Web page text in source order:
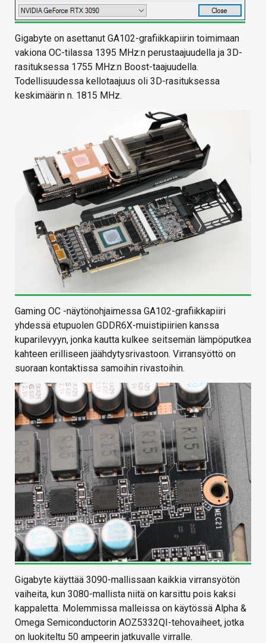
Gigabyte on asettanut GA102-grafiikkapiirin toimimaan
vakiona OC-tilassa 1395 MHz:n perustaajuudella ja 3D-
rasituksessa 1755 MHz:n Boost-taajuudella.
Todellisuudessa kellotaajuus oli 3D-rasituksessa
keskimäärin n. 1815 MHz.
Gaming OC -näytönohjaimessa GA102-grafiikkapiiri
yhdessä etupuolen GDDR6X-muistipiirien kanssa
kuparilevyyn, jonka kautta kulkee seitsemän lämpöputkea
kahteen erilliseen jäähdytysrivastoon. Virransyöttö on
suoraan kontaktissa samoihin rivastoihin.
Gigabyte käyttää 3090-mallissaan kaikkia virransyötön
vaiheita, kun 3080-mallista niitä on karsittu pois kaksi
kappaletta. Molemmissa malleissa on käytössä Alpha &
Omega Semiconductorin AOZ5332QI-tehovaiheet, jotka
on luokiteltu 50 ampeerin jatkuvalle virralle.